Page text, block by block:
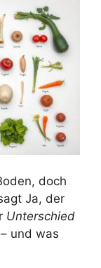
doch
Ja, der
Unterschied
und was